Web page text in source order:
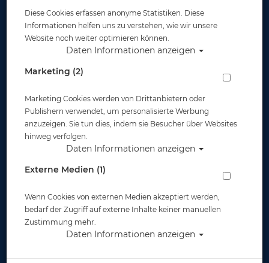
Diese Cookies erfassen anonyme Statistiken. Diese
Informationen helfen uns zu verstehen, wie wir unsere
Website noch weiter optimieren können.
Daten Informationen anzeigen
Marketing (2)
Marketing Cookies werden von Drittanbietern oder
Publishern verwendet, um personalisierte Werbung
anzuzeigen. Sie tun dies, indem sie Besucher über Websites
hinweg verfolgen.
Daten Informationen anzeigen
Externe Medien (1)
Wenn Cookies von externen Medien akzeptiert werden,
bedarf der Zugriff auf externe Inhalte keiner manuellen
Zustimmung mehr.
Daten Informationen anzeigen